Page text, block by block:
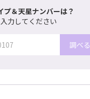
プ＆天星ナンバーは？
力してください
調べる